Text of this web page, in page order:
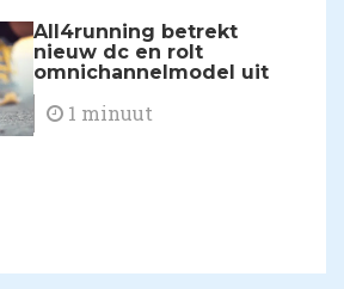
All4running betrekt
nieuw dc en rolt
omnichannelmodel uit
1 minuut